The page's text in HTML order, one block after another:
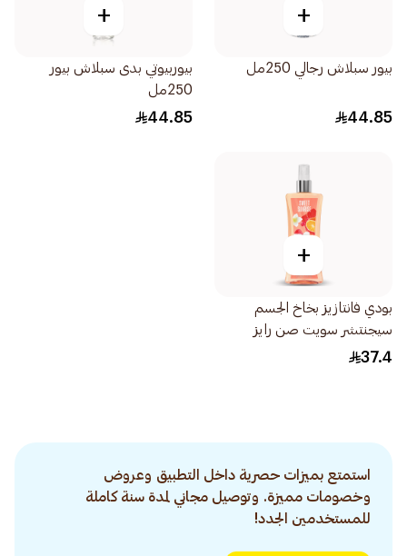
+
بيور سبلاش رجالي 250مل
44.85
+
بيوربيوتي بدى سبلاش بيور
250مل
44.85
+
بودي فانتازيز بخاخ الجسم
سيجنتشر سويت صن رايز
236مل
37.4
استمتع بميزات حصرية داخل التطبيق وعروض
وخصومات مميزة. وتوصيل مجاني لمدة سنة كاملة
للمستخدمين الجدد!